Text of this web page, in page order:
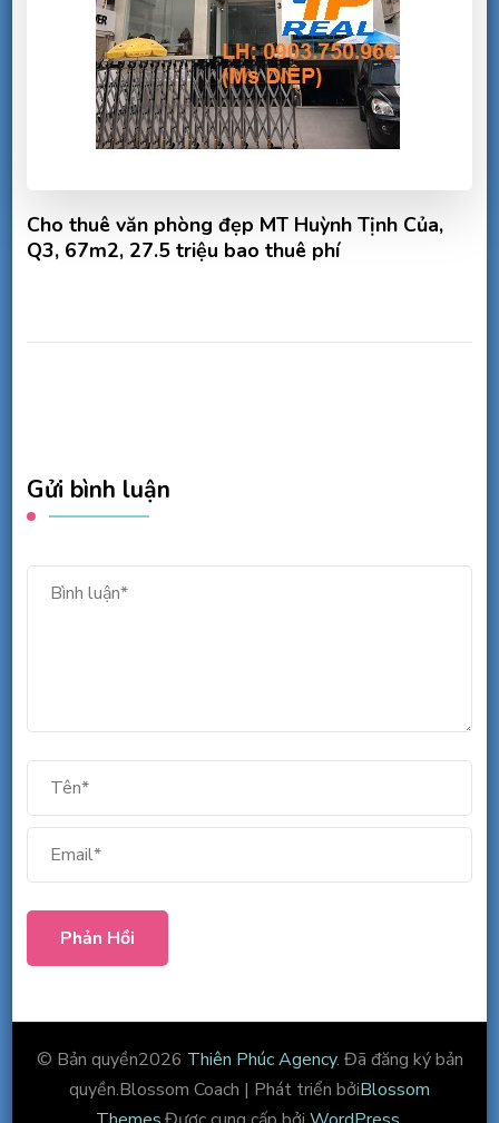
Cho thuê văn phòng đẹp MT Huỳnh Tịnh Của,
Q3, 67m2, 27.5 triệu bao thuê phí
Gửi bình luận
© Bản quyền2026 Thiên Phúc Agency. Đã đăng ký bản
quyền.Blossom Coach | Phát triển bởiBlossom